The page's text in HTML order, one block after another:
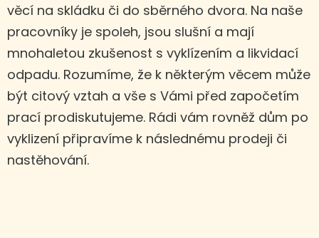
věcí na skládku či do sběrného dvora. Na naše
pracovníky je spoleh, jsou slušní a mají
mnohaletou zkušenost s vyklízením a likvidací
odpadu. Rozumíme, že k některým věcem může
být citový vztah a vše s Vámi před započetím
prací prodiskutujeme. Rádi vám rovněž dům po
vyklizení připravíme k následnému prodeji či
nastěhování.